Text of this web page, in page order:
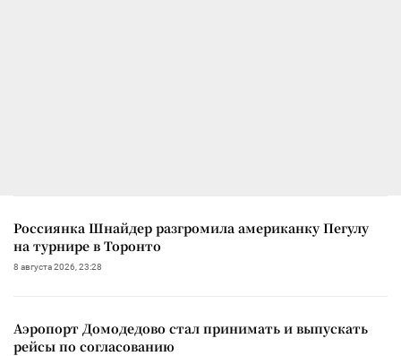
Россиянка Шнайдер разгромила американку Пегулу
на турнире в Торонто
8 августа 2026, 23:28
Аэропорт Домодедово стал принимать и выпускать
рейсы по согласованию